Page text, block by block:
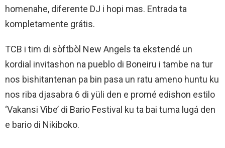
homenahe, diferente DJ i hopi mas. Entrada ta
kompletamente grátis.
TCB i tim di sòftbòl New Angels ta ekstendé un
kordial invitashon na pueblo di Boneiru i tambe na tur
nos bishitantenan pa bin pasa un ratu ameno huntu ku
nos riba djasabra 6 di yüli den e promé edishon estilo
‘Vakansi Vibe’ di Bario Festival ku ta bai tuma lugá den
e bario di Nikiboko.